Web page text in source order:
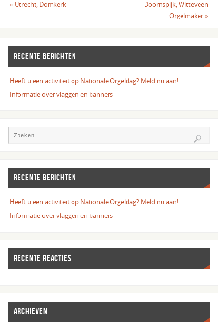
« Utrecht, Domkerk
Doornspijk, Witteveen
Orgelmaker»
RECENTE BERICHTEN
Heeft u een activiteit op Nationale Orgeldag? Meld nu aan!
Informatie over vlaggen en banners
RECENTE BERICHTEN
Heeft u een activiteit op Nationale Orgeldag? Meld nu aan!
Informatie over vlaggen en banners
RECENTE REACTIES
ARCHIEVEN